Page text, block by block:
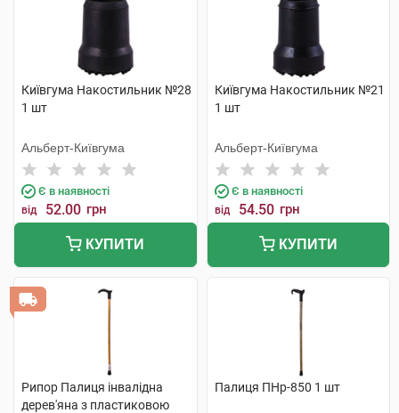
Київгума Накостильник №28
1 шт
Альберт-Київгума
Є в наявності
від 52.00 грн
КУПИТИ
Київгума Накостильник №21
1 шт
Альберт-Київгума
Є в наявності
від 54.50 грн
КУПИТИ
Рипор Палиця інвалідна
дерев'яна з пластиковою
Палиця ПНр-850 1 шт